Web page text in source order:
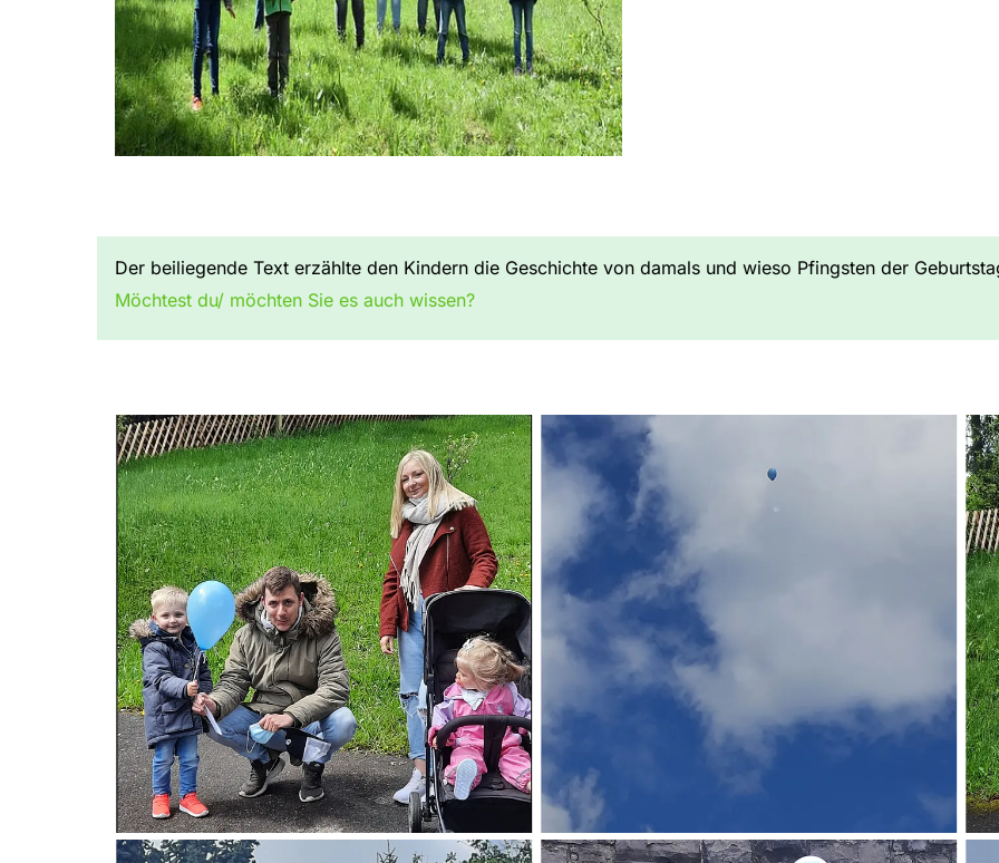
Der beiliegende Text erzählte den Kindern die Geschichte von damals und wieso Pfingsten der
Möchtest du/ möchten Sie es auch wissen?